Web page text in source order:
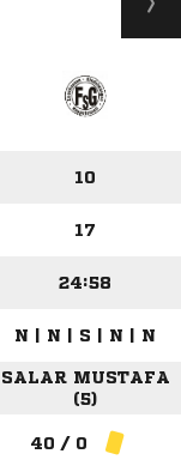
10
17
24:58
N | N | S | N | N
SALAR MUSTAFA
(5)
40 / 0